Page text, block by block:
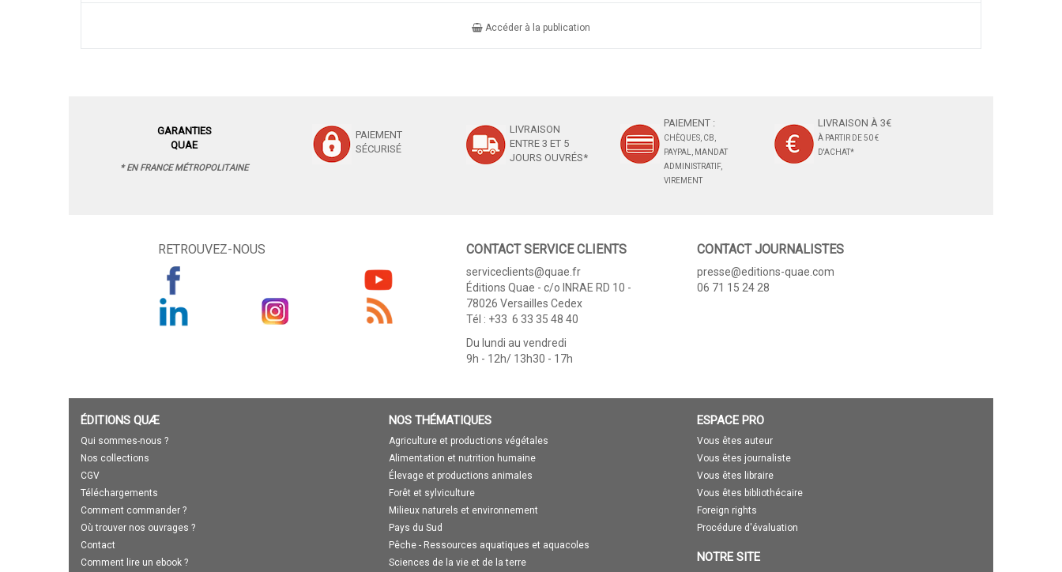
Accéder à la publication
GARANTIES
QUAE
* EN FRANCE MÉTROPOLITAINE
PAIEMENT
SÉCURISÉ
LIVRAISON
ENTRE 3 ET 5
JOURS OUVRÉS*
PAIEMENT :
CHÈQUES, CB,
PAYPAL, MANDAT
ADMINISTRATIF,
VIREMENT
LIVRAISON À 3€
À PARTIR DE 50 €
D'ACHAT*
RETROUVEZ-NOUS CONTACT SERVICE CLIENTS
serviceclients@quae.fr
Éditions Quae - c/o INRAE RD 10 -
78026 Versailles Cedex
Tél : +33 6 33 35 48 40
Du lundi au vendredi
9h - 12h/ 13h30 - 17h
CONTACT JOURNALISTES
presse@editions-quae.com
06 71 15 24 28
ÉDITIONS QUÆ
Qui sommes-nous ?
Nos collections
CGV
Téléchargements
Comment commander ?
Où trouver nos ouvrages ?
Contact
Comment lire un ebook ?
NOS THÉMATIQUES
Agriculture et productions végétales
Alimentation et nutrition humaine
Élevage et productions animales
Forêt et sylviculture
Milieux naturels et environnement
Pays du Sud
Pêche - Ressources aquatiques et aquacoles
Sciences de la vie et de la terre
ESPACE PRO
Vous êtes auteur
Vous êtes journaliste
Vous êtes libraire
Vous êtes bibliothécaire
Foreign rights
Procédure d'évaluation
NOTRE SITE